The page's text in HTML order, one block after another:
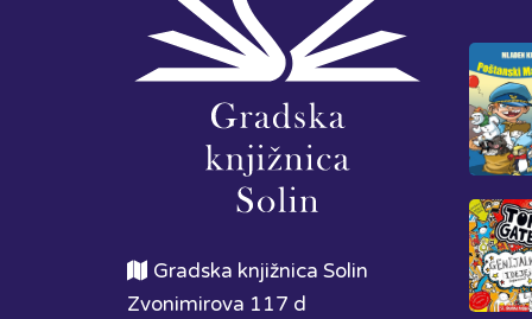
Gradska knjižnica Solin
Zvonimirova 117 d